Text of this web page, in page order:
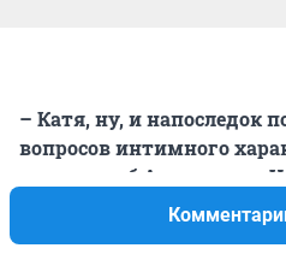
– Катя, ну, и напоследок
вопросов интимного
спросить об Александре.